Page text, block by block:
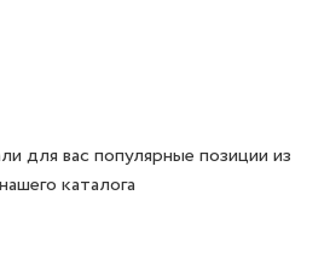
для вас популярные позиции из
нашего каталога